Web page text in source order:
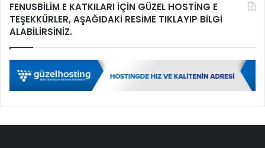
FENUSBİLİM E KATKILARI İÇİN GÜZEL HOSTİNG E
TEŞEKKÜRLER, AŞAĞIDAKİ RESİME TIKLAYIP BİLGİ
ALABİLİRSİNİZ.